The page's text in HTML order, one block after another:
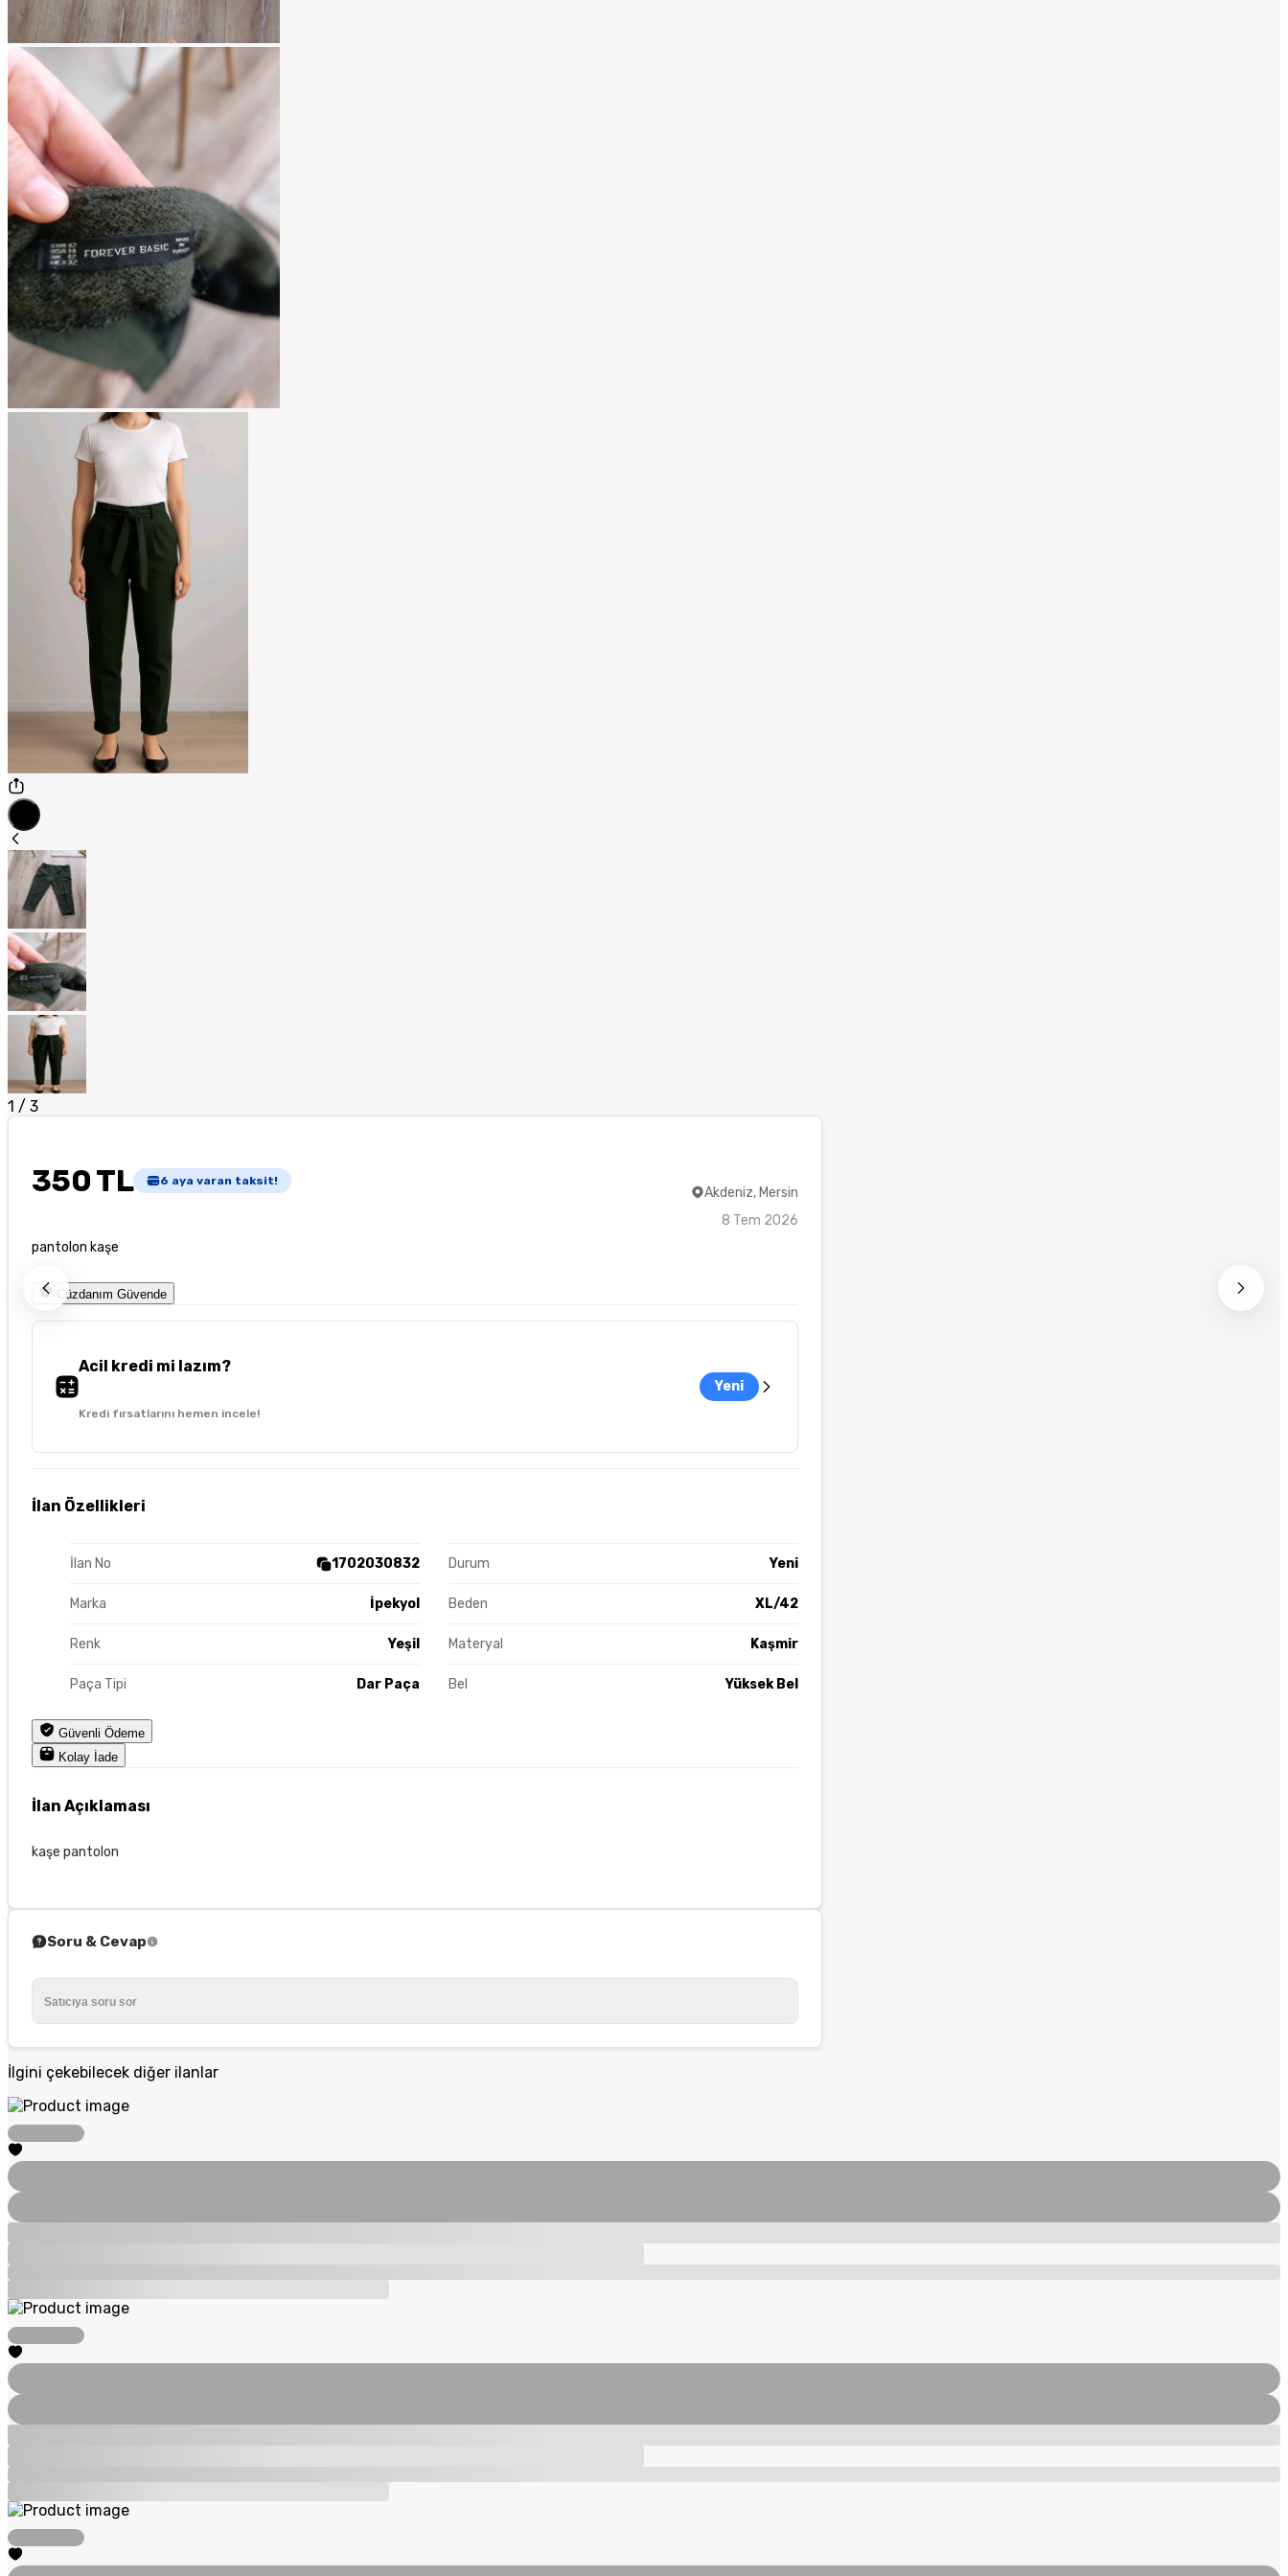
1 / 3
350 TL 6 aya varan taksit!
pantolon kaşe
Akdeniz, Mersin
8 Tem 2026
Cüzdanım Güvende
Acil kredi mi lazım?
Kredi fırsatlarını hemen incele!
Yeni
İlan Özellikleri
İlan No 1702030832 Durum Yeni
Marka İpekyol Beden XL/42
Renk Yeşil Materyal Kaşmir
Paça Tipi Dar Paça Bel Yüksek Bel
Güvenli Ödeme
Kolay İade
İlan Açıklaması
kaşe pantolon
Soru & Cevap
İlgini çekebilecek diğer ilanlar